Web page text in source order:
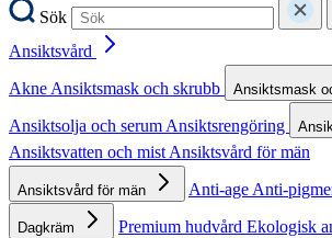
Sök
Ansiktsvård
AkneAnsiktsmask och skrubb Ansiktsmask
Ansiktsolja och serumAnsiktsrengöring
Ansiktsvatten och mistAnsiktsvård för män
Ansiktsvård för män Anti-ageAnti-
Dagkräm Premium hudvård Ekologisk